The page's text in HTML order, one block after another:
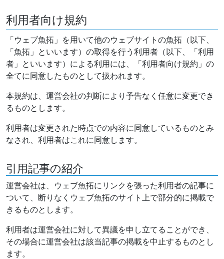
利用者向け規約
「ウェブ魚拓」を用いて他のウェブサイトの魚拓（以下、
「魚拓」といいます）の取得を行う利用者（以下、「利用
者」といいます）による利用には、「利用者向け規約」の
全てに同意したものとして扱われます。
本規約は、運営会社の判断により予告なく任意に変更でき
るものとします。
利用者は変更された時点での内容に同意しているものとみ
なされ、利用者はこれに同意します。
引用記事の紹介
運営会社は、ウェブ魚拓にリンクを張った利用者の記事に
ついて、断りなくウェブ魚拓のサイト上で部分的に掲載で
きるものとします。
利用者は運営会社に対して異議を申し立てることができ、
その場合に運営会社は該当記事の掲載を中止するものとし
ます。